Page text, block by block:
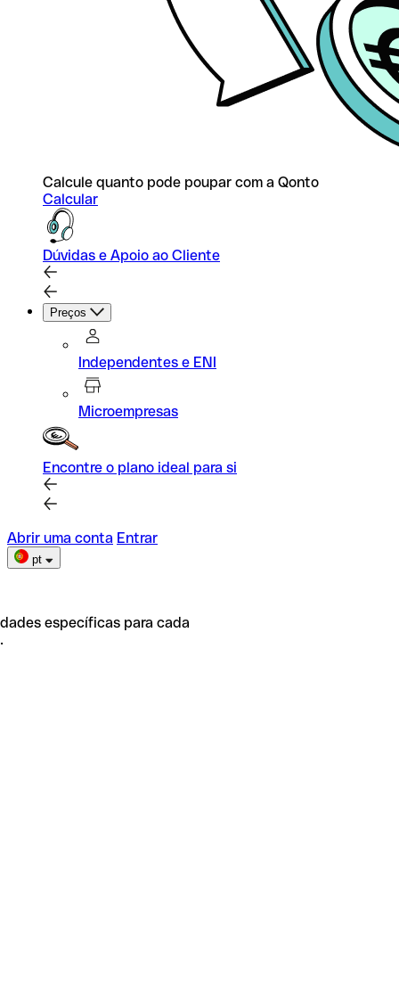
Calcule quanto pode poupar com a Qonto
Calcular
Dúvidas e Apoio ao Cliente
Preços
Independentes e ENI
Microempresas
Encontre o plano ideal para si
Abrir uma conta Entrar
pt
específicas para cada